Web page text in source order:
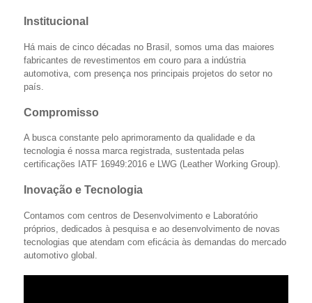
Institucional
Há mais de cinco décadas no Brasil, somos uma das maiores
fabricantes de revestimentos em couro para a indústria
automotiva, com presença nos principais projetos do setor no
país.
Compromisso
A busca constante pelo aprimoramento da qualidade e da
tecnologia é nossa marca registrada, sustentada pelas
certificações IATF 16949:2016 e LWG (Leather Working Group).
Inovação e Tecnologia
Contamos com centros de Desenvolvimento e Laboratório
próprios, dedicados à pesquisa e ao desenvolvimento de novas
tecnologias que atendam com eficácia às demandas do mercado
automotivo global.